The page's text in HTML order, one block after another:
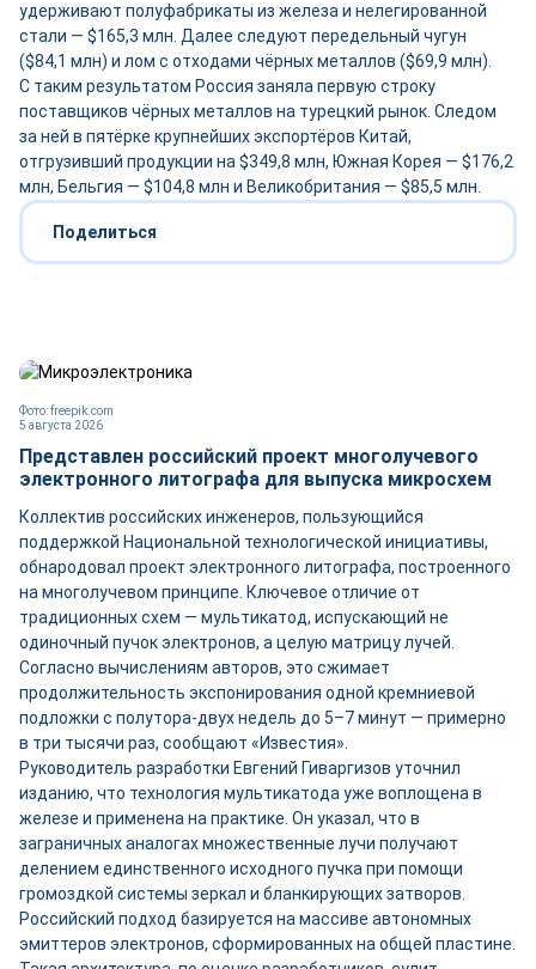
удерживают полуфабрикаты из железа и нелегированной
стали — $165,3 млн. Далее следуют передельный чугун
($84,1 млн) и лом с отходами чёрных металлов ($69,9 млн).
С таким результатом Россия заняла первую строку
поставщиков чёрных металлов на турецкий рынок. Следом
за ней в пятёрке крупнейших экспортёров Китай,
отгрузивший продукции на $349,8 млн, Южная Корея — $176,2
млн, Бельгия — $104,8 млн и Великобритания — $85,5 млн.
Поделиться
5 августа 2026
Фото: freepik.com
Представлен российский проект многолучевого
электронного литографа для выпуска микросхем
Коллектив российских инженеров, пользующийся
поддержкой Национальной технологической инициативы,
обнародовал проект электронного литографа, построенного
на многолучевом принципе. Ключевое отличие от
традиционных схем — мультикатод, испускающий не
одиночный пучок электронов, а целую матрицу лучей.
Согласно вычислениям авторов, это сжимает
продолжительность экспонирования одной кремниевой
подложки с полутора-двух недель до 5–7 минут — примерно
в три тысячи раз, сообщают «Известия».
Руководитель разработки Евгений Гиваргизов уточнил
изданию, что технология мультикатода уже воплощена в
железе и применена на практике. Он указал, что в
заграничных аналогах множественные лучи получают
делением единственного исходного пучка при помощи
громоздкой системы зеркал и бланкирующих затворов.
Российский подход базируется на массиве автономных
эмиттеров электронов, сформированных на общей пластине.